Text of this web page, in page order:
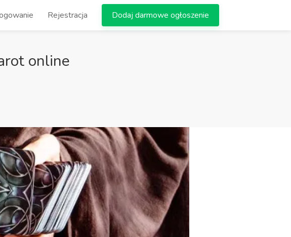
Rejestracja Dodaj darmowe ogłoszenie
online